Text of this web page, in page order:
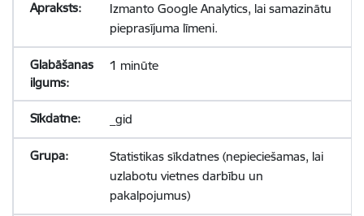
Izmanto Google Analytics, lai samazinātu
pieprasījuma līmeni.
1 minūte
_gid
Statistikas sīkdatnes (nepieciešamas, lai
uzlabotu vietnes darbību un
pakalpojumus)